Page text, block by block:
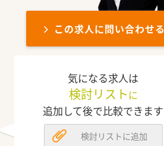
この求人に問い合わせる
気になる求人は
検討リスト に
追加して後で比較できます
検討リストに追加